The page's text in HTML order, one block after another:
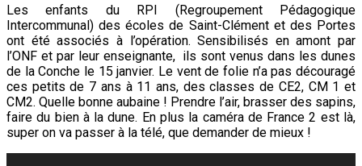
Les enfants du RPI (Regroupement Pédagogique
Intercommunal) des écoles de Saint-Clément et des Portes
ont été associés à l’opération. Sensibilisés en amont par
l’ONF et par leur enseignante, ils sont venus dans les dunes
de la Conche le 15 janvier. Le vent de folie n’a pas découragé
ces petits de 7 ans à 11 ans, des classes de CE2, CM 1 et
CM2. Quelle bonne aubaine ! Prendre l’air, brasser des sapins,
faire du bien à la dune. En plus la caméra de France 2 est là,
super on va passer à la télé, que demander de mieux !